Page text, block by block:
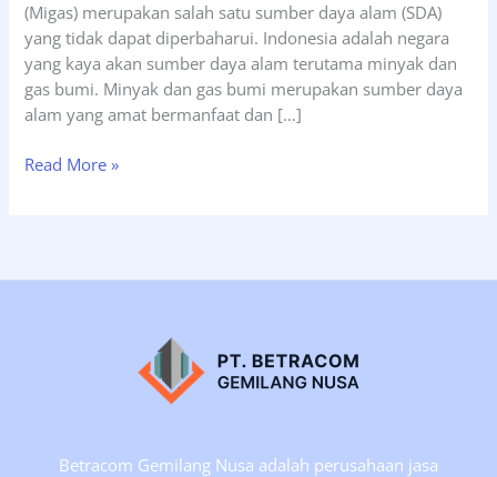
(Migas) merupakan salah satu sumber daya alam (SDA)
yang tidak dapat diperbaharui. Indonesia adalah negara
yang kaya akan sumber daya alam terutama minyak dan
gas bumi. Minyak dan gas bumi merupakan sumber daya
alam yang amat bermanfaat dan […]
Siap
Read More »
Betracom Gemilang Nusa adalah perusahaan jasa